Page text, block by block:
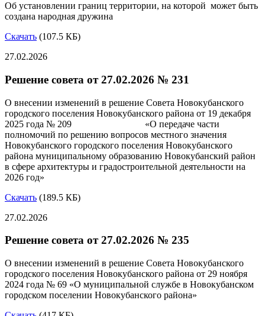
Об установлении границ территории, на которой может быть
создана народная дружина
Скачать (107.5 КБ)
27.02.2026
Решение совета от 27.02.2026 № 231
О внесении изменений в решение Совета Новокубанского
городского поселения Новокубанского района от 19 декабря
2025 года № 209 «О передаче части
полномочий по решению вопросов местного значения
Новокубанского городского поселения Новокубанского
района муниципальному образованию Новокубанский район
в сфере архитектуры и градостроительной деятельности на
2026 год»
Скачать (189.5 КБ)
27.02.2026
Решение совета от 27.02.2026 № 235
О внесении изменений в решение Совета Новокубанского
городского поселения Новокубанского района от 29 ноября
2024 года № 69 «О муниципальной службе в Новокубанском
городском поселении Новокубанского района»